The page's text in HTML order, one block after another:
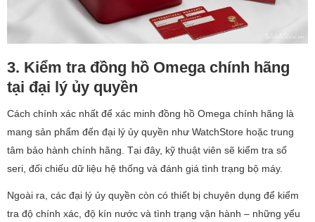
3. Kiểm tra đồng hồ Omega chính hãng
tại đại lý ủy quyền
Cách chính xác nhất để xác minh đồng hồ Omega chính hãng là
mang sản phẩm đến đại lý ủy quyền như WatchStore hoặc trung
tâm bảo hành chính hãng. Tại đây, kỹ thuật viên sẽ kiểm tra số
seri, đối chiếu dữ liệu hệ thống và đánh giá tình trạng bộ máy.
Ngoài ra, các đại lý ủy quyền còn có thiết bị chuyên dụng để kiểm
tra độ chính xác, độ kín nước và tình trạng vận hành – những yếu